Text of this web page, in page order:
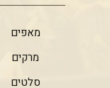
מאפים
מרקים
סלטים